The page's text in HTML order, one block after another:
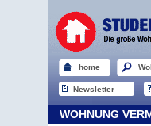
home
Newsletter
WOHNUNG